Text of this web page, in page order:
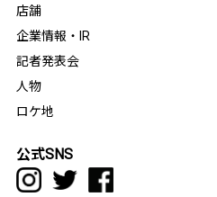
店舗
企業情報・IR
記者発表会
人物
ロケ地
公式SNS